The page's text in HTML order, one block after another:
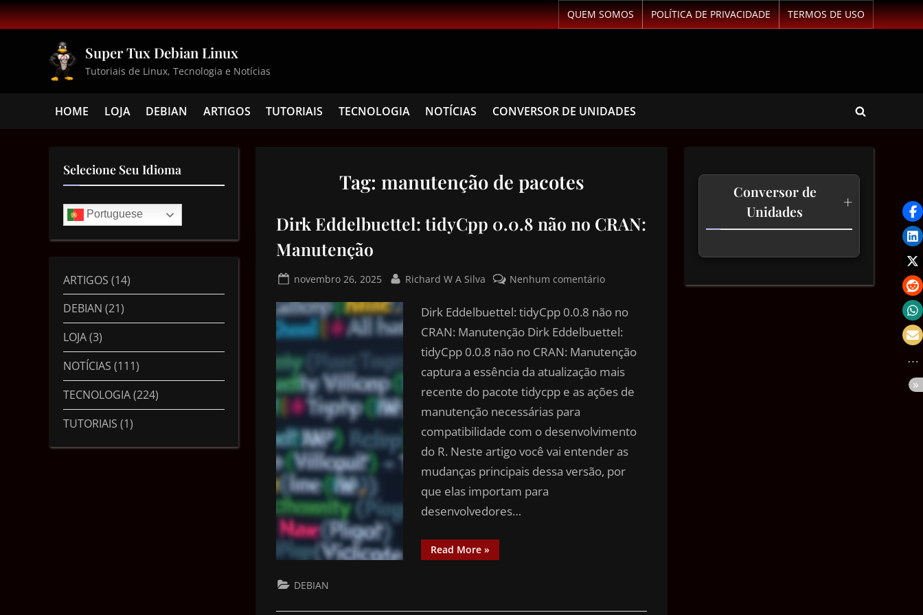
QUEM SOMOS POLÍTICA DE PRIVACIDADE TERMOS DE USO
Super Tux Debian Linux
Tutoriais de Linux, Tecnologia e Notícias
HOME LOJA DEBIAN ARTIGOS TUTORIAIS TECNOLOGIA NOTÍCIAS CONVERSOR DE UNIDADES
Tag: manutenção de pacotes
Dirk Eddelbuettel: tidyCpp 0.0.8 não no CRAN:
Manutenção
novembro 26, 2025 Richard W A Silva Nenhum comentário
Dirk Eddelbuettel: tidyCpp 0.0.8 não no
CRAN: Manutenção Dirk Eddelbuettel:
tidyCpp 0.0.8 não no CRAN: Manutenção
captura a essência da atualização mais
recente do pacote tidycpp e as ações de
manutenção necessárias para
compatibilidade com o desenvolvimento
do R. Neste artigo você vai entender as
mudanças principais dessa versão, por
que elas importam para
desenvolvedores…
Read More»
DEBIAN
Selecione Seu Idioma
Portuguese
ARTIGOS (14)
DEBIAN (21)
LOJA(3)
NOTÍCIAS (111)
TECNOLOGIA(224)
TUTORIAIS (1)
Conversor de
Unidades
+
Comprimento